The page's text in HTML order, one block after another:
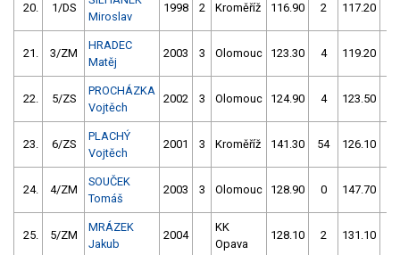
20. 1/DS
Miroslav
1998 2 Kroměříž 116.90 2 117.20
21. 3/ZM
HRADEC
Matěj
2003 3 Olomouc 123.30 4 119.20
22. 5/ZS
PROCHÁZKA
Vojtěch
2002 3 Olomouc 124.90 4 123.50
23. 6/ZS
PLACHÝ
Vojtěch
2001 3 Kroměříž 141.30 54 126.10
24. 4/ZM
SOUČEK
Tomáš
2003 3 Olomouc 128.90 0 147.70
25. 5/ZM
MRÁZEK
Jakub
2004
KK
Opava
128.10 2 131.10